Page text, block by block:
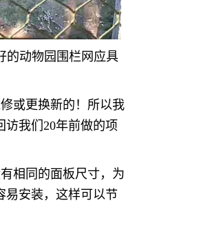
的动物园围栏网应具
或更换新的！所以我
我们20年前做的项
相同的面板尺寸，为
易安装，这样可以节